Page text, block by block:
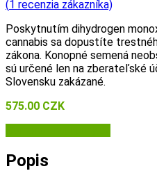
(1 recenzia zákazníka)
Poskytnutím dihydrogen
cannabis sa dopustíte
zákona. Konopné semená
sú určené len na zberateľské
Slovensku zakázané.
575.00 CZK
Popis